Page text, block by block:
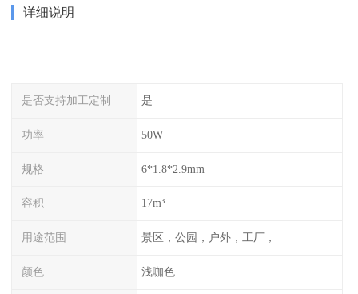
详细说明
是否支持加工定制 是
功率 50W
规格 6*1.8*2.9mm
容积 17m³
用途范围 景区，公园，户外，工厂，
颜色 浅咖色